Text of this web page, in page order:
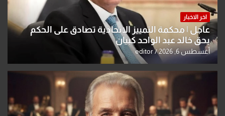
اخر الاخبار
عاجل | محكمة التمييز الاتحادية تصادق على الحكم
بحق خالد عبد الواحد كبيان
أغسطس 6, 2026 editor